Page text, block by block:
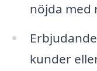
nöjda med
kunder